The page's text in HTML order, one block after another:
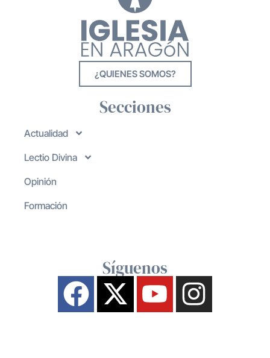
¿QUIENES SOMOS?
Secciones
Actualidad
Lectio Divina
Opinión
Formación
Síguenos